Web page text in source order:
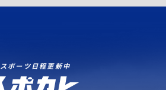
スポーツ日程更新中